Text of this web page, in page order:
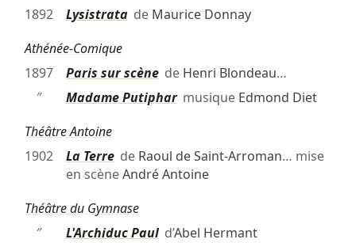
1892
Lysistratade Maurice Donnay
Athénée-Comique
1897
Paris sur scènede Henri Blondeau…
″
Madame Putipharmusique Edmond Diet
Théâtre Antoine
1902
La Terrede Raoul de Saint-Arroman… mise
en scèneAndré Antoine
Théâtre du Gymnase
″
L'Archiduc Pauld’Abel Hermant